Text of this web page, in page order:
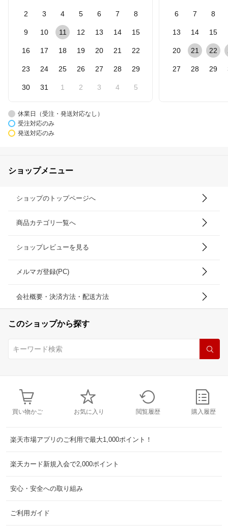
2 3 4 5 6 7 8
9 10 11 12 13 14 15
16 17 18 19 20 21 22
23 24 25 26 27 28 29
30 31 1 2 3 4 5
6 7 8
13 14 15
20 21 22
27 28 29
休業日（受注・発送対応なし）
受注対応のみ
発送対応のみ
ショップメニュー
ショップのトップページへ
商品カテゴリ一覧へ
ショップレビューを見る
メルマガ登録(PC)
会社概要・決済方法・配送方法
このショップから探す
買い物かご お気に入り 閲覧履歴 購入履歴
楽天市場アプリのご利用で最大1,000ポイント！
楽天カード新規入会で2,000ポイント
安心・安全への取り組み
ご利用ガイド